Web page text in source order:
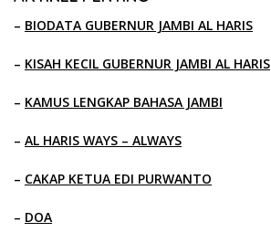
– BIODATA GUBERNUR JAMBI AL HARIS
– KISAH KECIL GUBERNUR JAMBI AL HARIS
– KAMUS LENGKAP BAHASA JAMBI
– AL HARIS WAYS – ALWAYS
– CAKAP KETUA EDI PURWANTO
– DOA